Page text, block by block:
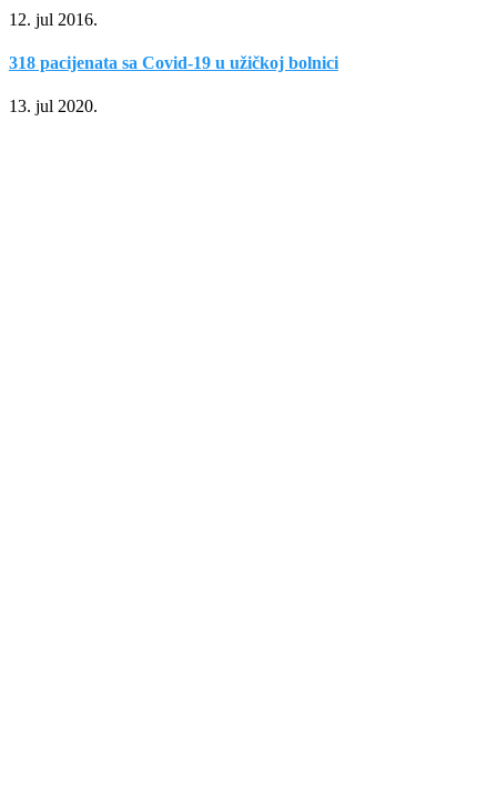
12. jul 2016.
318 pacijenata sa Covid-19 u užičkoj bolnici
13. jul 2020.